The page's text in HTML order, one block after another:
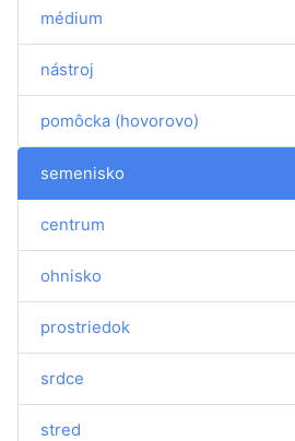
médium
nástroj
pomôcka (hovorovo)
semenisko
centrum
ohnisko
prostriedok
srdce
stred